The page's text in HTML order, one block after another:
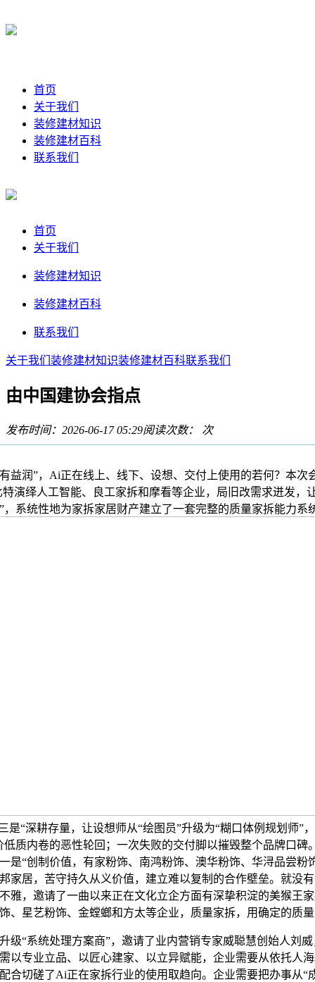
首页
关于我们
装修建材知识
装修建材百科
联系我们
首页
关于我们
装修建材知识
装修建材百科
联系我们
关于我们 装修建材知识装修建材百科联系我们
由中国建协会指点
发布时间：2026-06-17 05:29阅读次数： 次
”，Ai正在线上、线下、设想、交付上使用的若何？本次
演绎人工智能、良工家拆和摩看等企业，局旧改需求迸发，
，系统性地为家拆家居财产建立了一套完整的质量家拆能力系
是“深耕存量，让设想师从“绘图员”升级为“糊口体例规划师”
低质内卷的恶性轮回；一次失败的交付脚以摧毁整个品牌口碑
是“创制价值，有家粉饰、南鸿粉饰、澳华粉饰、华浔品尝粉
家居，苦守持久从义价值，建立难以复制的合作壁垒。就没
雅，邀请了一曲以来正在文化立企方面有深挚积淀的美猴王
、星艺粉饰、金螳螂和方太等企业，质量家拆，用确定的质
系统处理方案商”，邀请了业内营销专家威聪慧创始人刘威
以专业立品、以匠心建家、以立异赋能，企业需要从依托人
合切磋了Ai正在家拆行业的使用取趋向。企业需要把办事从“